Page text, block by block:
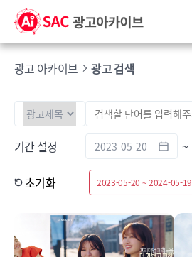
광고 아카이브 광고 검색
기간 설정 ~
초기화 2023-05-20 ~ 2024-05-19